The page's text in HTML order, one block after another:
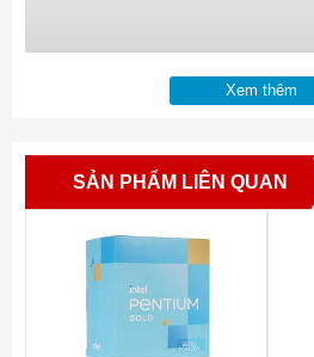
Xem thêm
SẢN PHẨM LIÊN QUAN